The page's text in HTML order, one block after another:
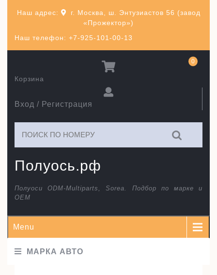
Наш телефон: +7-925-101-00-13
Наш адрес:
г. Москва, ш. Энтузиастов 56 (завод
«Прожектор»)
Полуось.рф
Полуоси ODM-Multiparts, Sorea. Подбор по марке и
ОЕМ
Вход / Регистрация
Корзина
0
Menu
МАРКА АВТО